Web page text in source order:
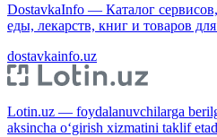
DostavkaInfo — Каталог
еды, лекарств, книг и товаров
dostavkainfo.uz
Lotin.uz — foydalanuvchilarga
aksincha o‘girish xizmatini taklif